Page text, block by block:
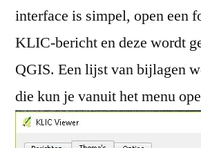
interface is simpel, open een
KLIC-bericht en deze wordt
QGIS. Een lijst van bijlagen
die kun je vanuit het menu